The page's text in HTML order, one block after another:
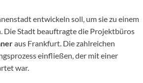
entwickeln soll, um sie zu einem
Die Stadt beauftragte die Projektbüros
aus Frankfurt. Die zahlreichen
einfließen, der mit einer
war.